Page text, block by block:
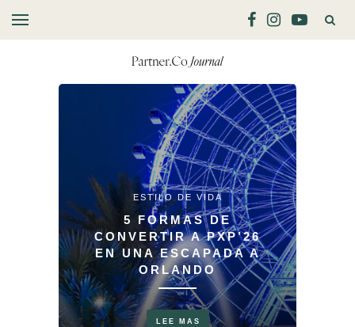
ESTILO DE VIDA
5 FORMAS DE
CONVERTIR A PXP’26
EN UNA ESCAPADA A
ORLANDO
LEE MAS